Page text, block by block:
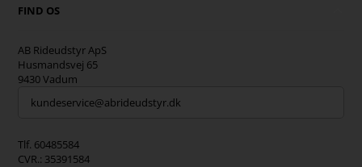
FIND OS
AB Rideudstyr ApS
Husmandsvej 65
9430 Vadum
kundeservice@abrideudstyr.dk
Tlf. 60485584
CVR.: 35391584